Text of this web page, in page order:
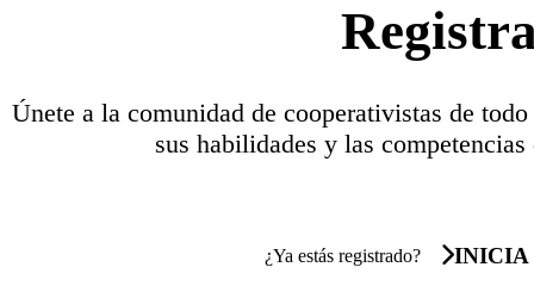
Únete a la comunidad de cooperativistas de
sus habilidades y las
¿Ya estás registrado? INICIA